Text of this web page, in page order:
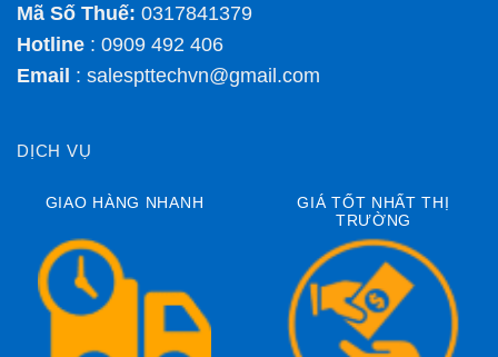
Mã Số Thuế: 0317841379
Hotline : 0909 492 406
Email : salespttechvn@gmail.com
DỊCH VỤ
GIAO HÀNG NHANH
GIÁ TỐT NHẤT THỊ
TRƯỜNG